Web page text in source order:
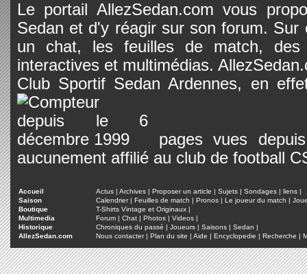
Le portail AllezSedan.com vous
Sedan et d'y réagir sur son forum.
un chat, les feuilles de match, des
interactives et multimédias.
Club Sportif Sedan Ardennes, en
pages vues
aucunement affilié au club de football
Accueil Actus | Archives | Proposer un article | Sujets | Sondages | liens |
Saison
Calendrier| Feuilles de match | Pronos | Le joueur du match |
Boutique
T-Shirts Vintage et Originaux |
Multimedia
Forum | Chat | Photos | Videos |
Historique
Chroniques du passé | Joueurs | Saisons | Sedan |
AllezSedan.com
Nous contacter| Plan du site | Aide | Encyclopedie | Recherche |